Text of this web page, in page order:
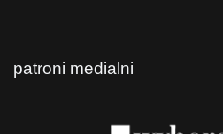
patroni medialni